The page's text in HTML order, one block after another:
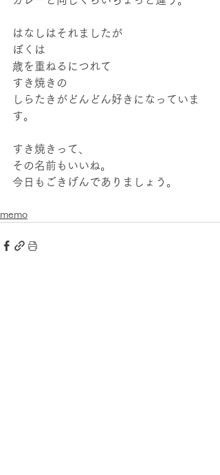
はなしはそれましたが
ぼくは
歳を重ねるにつれて
すき焼きの
しらたきがどんどん好きになっていま
す。
すき焼きって、
その名前もいいね。
今日もごきげんでありましょう。
memo